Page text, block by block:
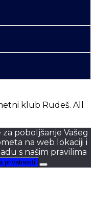
klub Rudeš. All
poboljšanje Vašeg
na web lokaciji i
s našim pravilima
privatnosti